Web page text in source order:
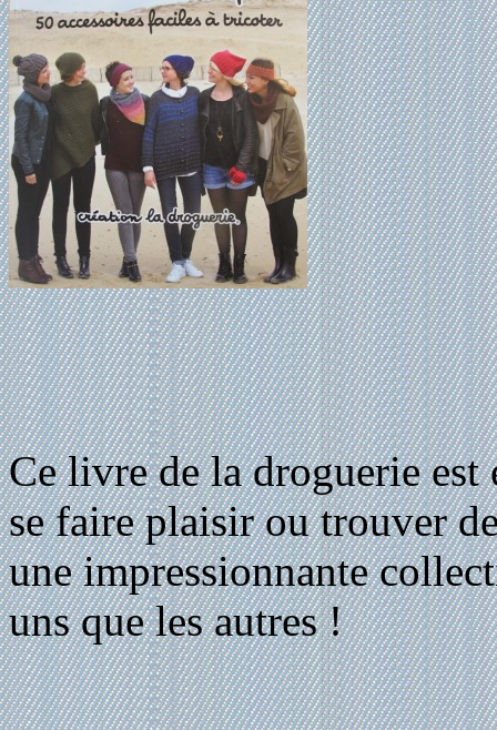
Ce livre de la droguerie est
se faire plaisir ou trouver
une impressionnante
uns que les autres !